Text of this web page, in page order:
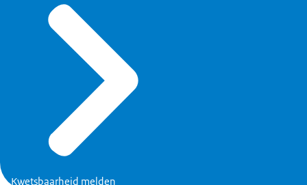
Kwetsbaarheid melden